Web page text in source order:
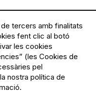
tercers amb finalitats
fent clic al botó
les cookies
(les Cookies de
pel
nostra política de